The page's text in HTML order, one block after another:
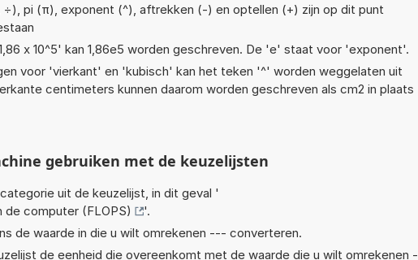
÷), pi (π), exponent (^), aftrekken (-) en optellen (+) zijn op dit punt
x 10^5' kan 1,86e5 worden geschreven. De 'e' staat voor 'exponent'.
voor 'vierkant' en 'kubisch' kan het teken '^' worden weggelaten uit
centimeters kunnen daarom worden geschreven als cm2 in plaats
gebruiken met de keuzelijsten
uit de keuzelijst, in dit geval '
de computer (FLOPS)
'.
de waarde in die u wilt omrekenen --- converteren.
de eenheid die overeenkomt met de waarde die u wilt omrekenen -